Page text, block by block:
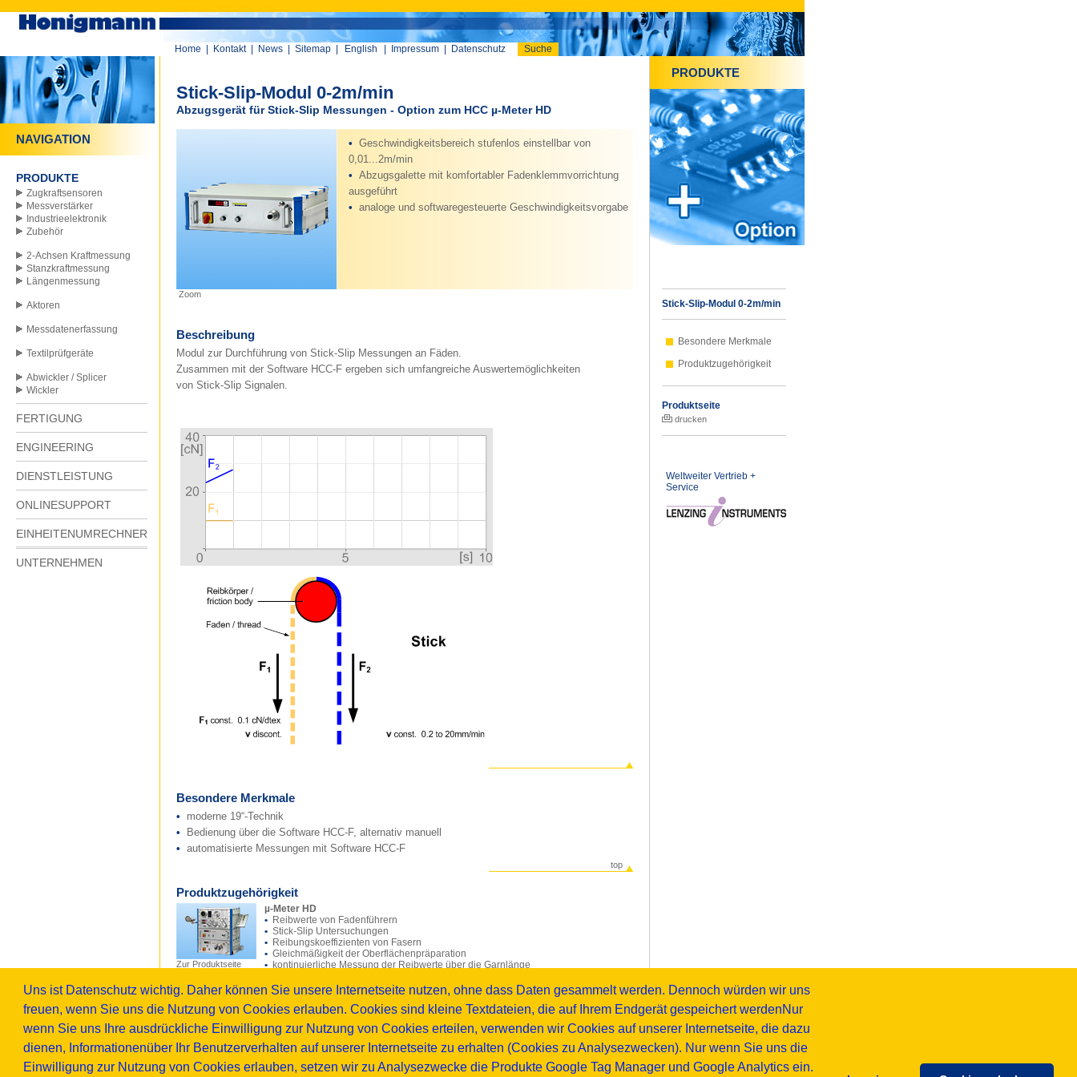
Uns ist Datenschutz wichtig. Daher können Sie unsere Internetseite nutzen, ohne dass Daten gesammelt werden. Dennoch würden wir uns
freuen, wenn Sie uns die Nutzung von Cookies erlauben. Cookies sind kleine Textdateien, die auf Ihrem Endgerät gespeichert werdenNur
wenn Sie uns Ihre ausdrückliche Einwilligung zur Nutzung von Cookies erteilen, verwenden wir Cookies auf unserer Internetseite, die dazu
dienen, Informationenüber Ihr Benutzerverhalten auf unserer Internetseite zu erhalten (Cookies zu Analysezwecken). Nur wenn Sie uns die
Einwilligung zur Nutzung von Cookies erlauben, setzen wir zu Analysezwecke die Produkte Google Tag Manager und Google Analytics ein.
Home Kontakt News Sitemap English Impressum Datenschutz Suche
NAVIGATION
PRODUKTE
Zugkraftsensoren
Messverstärker
Industrieelektronik
Zubehör
2-Achsen Kraftmessung
Stanzkraftmessung
Längenmessung
Aktoren
Messdatenerfassung
Textilprüfgeräte
Abwickler / Splicer
Wickler
FERTIGUNG
ENGINEERING
DIENSTLEISTUNG
ONLINESUPPORT
EINHEITENUMRECHNER
UNTERNEHMEN
Stick-Slip-Modul 0-2m/min
Abzugsgerät für Stick-Slip Messungen - Option zum HCC µ-Meter HD
• Geschwindigkeitsbereich stufenlos einstellbar von
0,01...2m/min
• Abzugsgalette mit komfortabler Fadenklemmvorrichtung
ausgeführt
• analoge und softwaregesteuerte Geschwindigkeitsvorgabe
Zoom
Beschreibung
Modul zur Durchführung von Stick-Slip Messungen an Fäden.
Zusammen mit der Software HCC-F ergeben sich umfangreiche Auswertemöglichkeiten
von Stick-Slip Signalen.
Besondere Merkmale
•
moderne 19“-Technik
•
Bedienung über die Software HCC-F, alternativ manuell
• automatisierte Messungen mit Software HCC-F
top
Produktzugehörigkeit
Zur Produktseite
µ-Meter HD
• Reibwerte von Fadenführern
• Stick-Slip Untersuchungen
• Reibungskoeffizienten von Fasern
• Gleichmäßigkeit der Oberflächenpräparation
• kontinuierliche Messung der Reibwerte über die Garnlänge
• Faden/Faden-Messungen
• Reibwerte in Abhängigkeit von der Reibkörpertemperatur
Software HCC-F
• spezielle Software für das HONIGMANN Reibwertmessgerät
Erfassung und Speicherung von Messdaten
• Analysefunktionen für die Messdaten
PRODUKTE
Stick-Slip-Modul 0-2m/min
Besondere Merkmale
Produktzugehörigkeit
Produktseite
drucken
Weltweiter Vertrieb +
Service